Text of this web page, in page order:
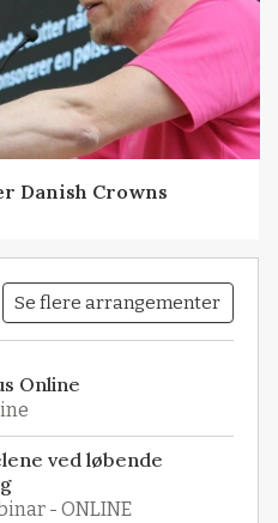
Danish Crowns
Se flere arrangementer
Online
ved løbende
- ONLINE